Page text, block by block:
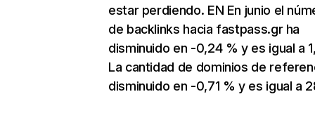
estar perdiendo. EN En junio el
de backlinks hacia fastpass.gr ha
disminuido en -0,24 % y es igual a
La cantidad de dominios de
disminuido en -0,71 % y es igual a